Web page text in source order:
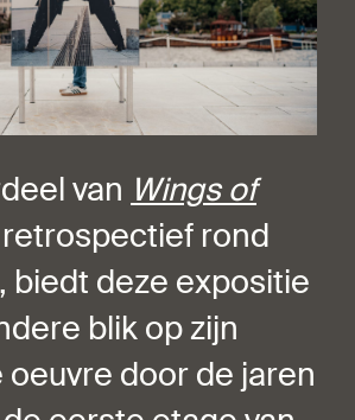
van Wings of
rond
biedt deze expositie
blik op zijn
door de jaren